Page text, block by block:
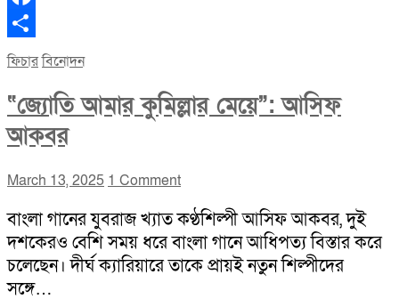
Facebook
Share
ফিচারবিনোদন
“জ্যোতি আমার কুমিল্লার মেয়ে”: আসিফ
আকবর
March 13, 2025 1 Comment
বাংলা গানের যুবরাজ খ্যাত কণ্ঠশিল্পী আসিফ আকবর, দুই
দশকেরও বেশি সময় ধরে বাংলা গানে আধিপত্য বিস্তার করে
চলেছেন। দীর্ঘ ক্যারিয়ারে তাকে প্রায়ই নতুন শিল্পীদের
সঙ্গে…